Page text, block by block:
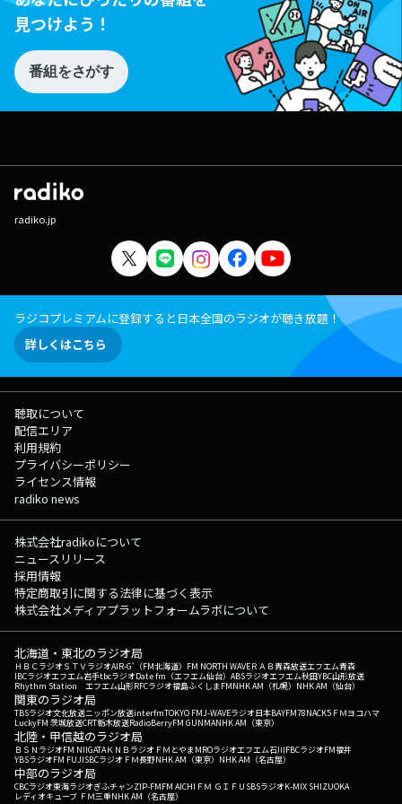
見つけよう！
番組をさがす
radiko.jp
ラジコプレミアムに登録すると日本全国のラジオが聴き放題！
詳しくはこちら
聴取について
配信エリア
利用規約
プライバシーポリシー
ライセンス情報
radiko news
株式会社radikoについて
ニュースリリース
採用情報
特定商取引に関する法律に基づく表示
株式会社メディアプラットフォームラボについて
北海道・東北のラジオ局
ＨＢＣラジオＳＴＶラジオAIR-G'（FM北海道） FM NORTH WAVEＲＡＢ青森放送エフエム青森
IBCラジオエフエム岩手tbcラジオDate fm（エフエム仙台） ABSラジオエフエム秋田YBC山形放送
Rhythm Station エフエム山形RFCラジオ福島ふくしまFMNHK AM（札幌） NHK AM（仙台）
関東のラジオ局
TBSラジオ文化放送ニッポン放送interfmTOKYO FMJ-WAVEラジオ日本BAYFM78NACK5 ＦＭヨコハマ
LuckyFM 茨城放送CRT栃木放送RadioBerryFM GUNMANHK AM（東京）
北陸・甲信越のラジオ局
ＢＳＮラジオFM NIIGATAＫＮＢラジオ ＦＭとやまMROラジオエフエム石川FBCラジオFM福井
YBSラジオFM FUJISBCラジオ ＦＭ長野NHK AM（東京） NHK AM（名古屋）
中部のラジオ局
CBCラジオ東海ラジオぎふチャンZIP-FMFM AICHI ＦＭ ＧＩＦＵ SBSラジオK-MIX SHIZUOKA
レディオキューブ ＦＭ三重NHK AM（名古屋）